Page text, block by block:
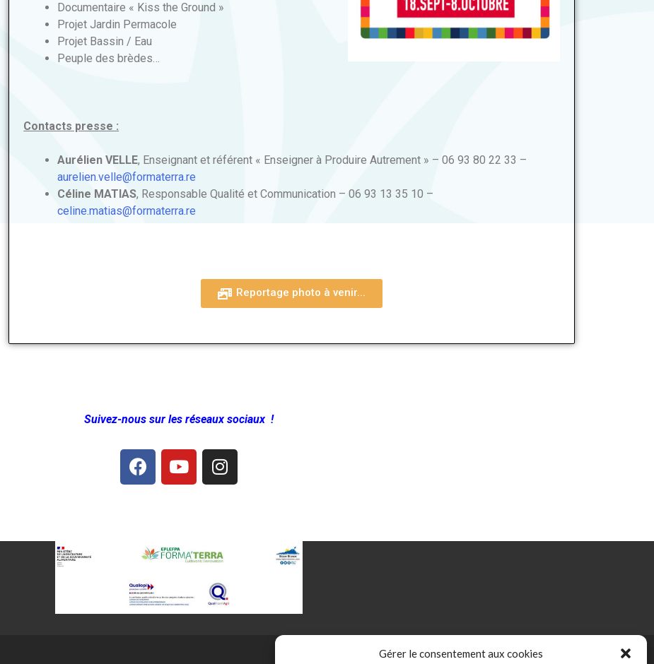
Gérer le consentement aux cookies
Documentaire « Kiss the Ground »
Projet Jardin Permacole
Projet Bassin / Eau
Peuple des brèdes…
Contacts presse :
Aurélien VELLE, Enseignant et référent « Enseigner à Produire Autrement » – 06 93 80 22 33 –
aurelien.velle@formaterra.re
Céline MATIAS, Responsable Qualité et Communication – 06 93 13 35 10 –
celine.matias@formaterra.re
Reportage photo à venir...
Suivez-nous sur les réseaux sociaux !